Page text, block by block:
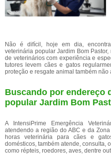
Não é difícil, hoje em dia,
veterinária popular Jardim Bom
de veterinários com experiência e
tutores levem cães e gatos
proteção e resgate animal também
Buscando por endereço
popular Jardim Bom
A IntensiPrime Emergência
atendendo a região do ABC e da
horas veterinária para cães e
domésticos, também atende, consulta,
como répteis, roedores, aves, dentre